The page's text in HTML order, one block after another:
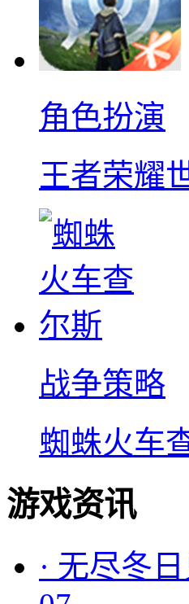
角色扮演
王者荣耀
战争策略
蜘蛛火车
游戏资讯
· 无尽冬